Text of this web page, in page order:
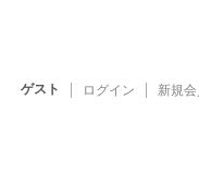
ゲスト ログイン 新規